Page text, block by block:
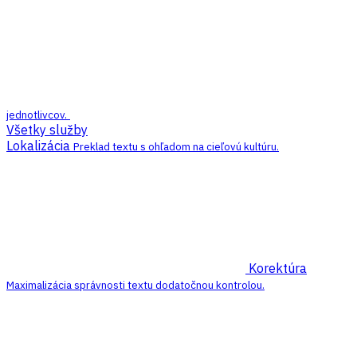
jednotlivcov.
Všetky služby
Lokalizácia Preklad textu s ohľadom na cieľovú kultúru.
Korektúra
Maximalizácia správnosti textu dodatočnou kontrolou.